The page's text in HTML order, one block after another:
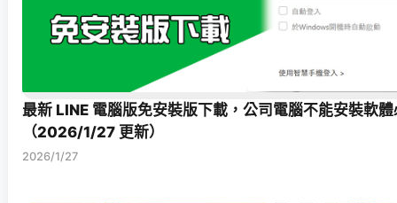
最新 LINE 電腦版免安裝版下載，公司電腦不能安裝軟
（2026/1/27 更新）
2026/1/27